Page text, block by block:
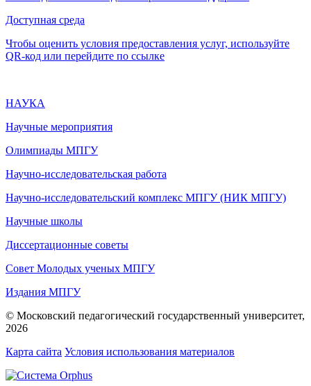
Доступная среда
Чтобы оценить условия предоставления услуг, используйте
QR-код или перейдите по ссылке
НАУКА
Научные мероприятия
Олимпиады МПГУ
Научно-исследовательская работа
Научно-исследовательский комплекс МПГУ (НИК МПГУ)
Научные школы
Диссертационные советы
Совет Молодых ученых МПГУ
Издания МПГУ
© Московский педагогический государственный университет,
2026
Карта сайта Условия использования материалов